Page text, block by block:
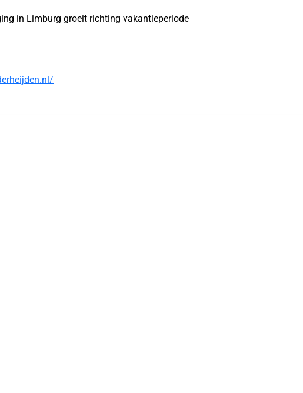
in Limburg groeit richting vakantieperiode